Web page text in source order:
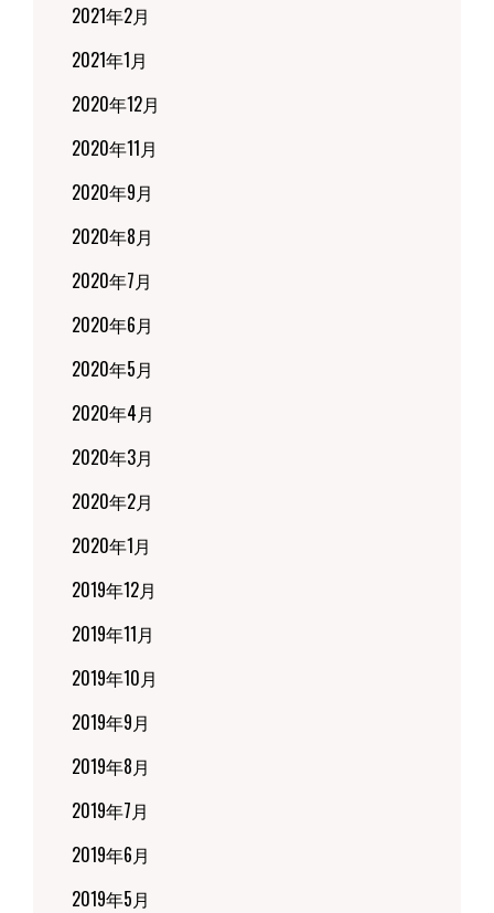
2021年2月
2021年1月
2020年12月
2020年11月
2020年9月
2020年8月
2020年7月
2020年6月
2020年5月
2020年4月
2020年3月
2020年2月
2020年1月
2019年12月
2019年11月
2019年10月
2019年9月
2019年8月
2019年7月
2019年6月
2019年5月